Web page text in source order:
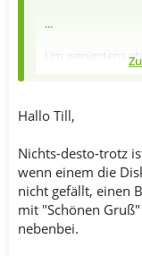
...
Um wenigstens
letzter Saison
ganz wunderbar
Melonen
-Till
Hallo Till,
Nichts-desto-trotz
wenn einem die
nicht gefällt, einen
mit "Schönen
nebenbei.